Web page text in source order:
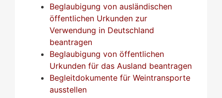
Beglaubigung von ausländischen
öffentlichen Urkunden zur
Verwendung in Deutschland
beantragen
Beglaubigung von öffentlichen
Urkunden für das Ausland beantragen
Begleitdokumente für Weintransporte
ausstellen